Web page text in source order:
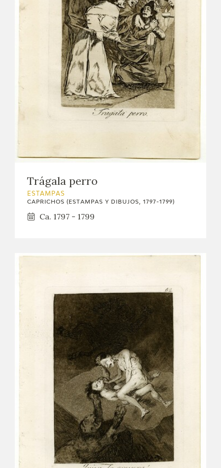
Trágala perro
ESTAMPAS
CAPRICHOS (ESTAMPAS Y DIBUJOS, 1797-1799)
Ca. 1797 - 1799